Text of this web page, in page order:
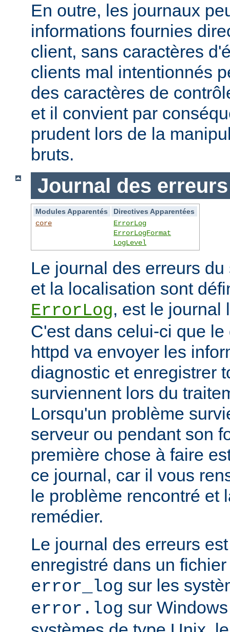
En outre, les journaux
informations fournies
client, sans caractères
clients mal intentionnés
des caractères de
et il convient par
prudent lors de la
bruts.
Journal des erreurs
Modules Apparentés
Directives Apparentées
core
ErrorLog
ErrorLogFormat
LogLevel
Le journal des erreurs
et la localisation sont
ErrorLog, est le journal
C'est dans celui-ci que
httpd va envoyer les
diagnostic et enregistrer
surviennent lors du
Lorsqu'un problème
serveur ou pendant son
première chose à faire
ce journal, car il vous
le problème rencontré et
remédier.
Le journal des erreurs
enregistré dans un
error_log sur les
error.log sur